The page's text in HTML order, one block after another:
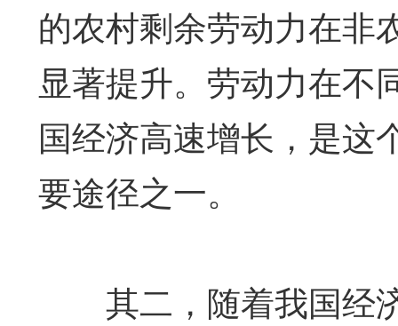
的农村剩余劳动力在非
显著提升。劳动力在不
国经济高速增长，是这
要途径之一。
其二，随着我国经